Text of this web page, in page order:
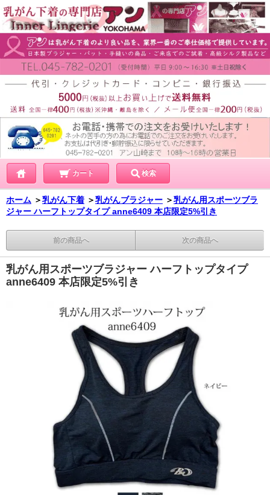
カート 検索
ホーム ＞乳がん下着 ＞乳がんブラジャー ＞乳がん用スポーツブラ
ジャー ハーフトップタイプ anne6409 本店限定5%引き
前の商品へ 次の商品へ
乳がん用スポーツブラジャー ハーフトップタイプ
anne6409 本店限定5%引き